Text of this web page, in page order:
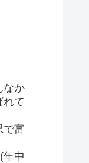
なか
れて
で富
年中